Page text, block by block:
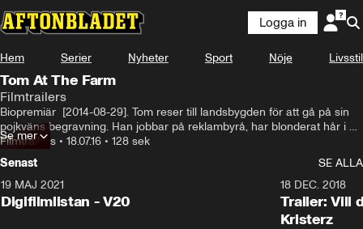
Logga in
Hem Serier Nyheter Sport Nöje Livsstil
Tom At The Farm
Filmtrailers
Biopremiär  [2014-08-29]. Tom reser till landsbygden för att gå på sin
pojkväns begravning. Han jobbar på reklambyrå, har blonderat hår i
arty frisyr och kränger självsäkert ut sin svarta väska och ett snyggt
kostymfodral ur bilen när han kommer fram. På plats märker han
snabbt att inget är som han trott. Pojkvännens familj har många
hemligheter med djupt inarbetade roller och ett psykologiskt
gastkramande spel sätts igång.
Filmtrailers • 18.07.16 • 128 sek
Se mer
Senast
SE ALLA
19 MAJ 2021
Digifilmlistan - V20
18 DEC. 2018
Trailer: Vill
Kristerz